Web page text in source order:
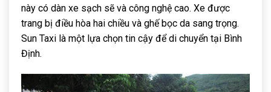
này có dàn xe sạch sẽ và công nghệ cao. Xe được
trang bị điều hòa hai chiều và ghế bọc da sang trọng.
Sun Taxi là một lựa chọn tin cậy để di chuyển tại Bình
Định.